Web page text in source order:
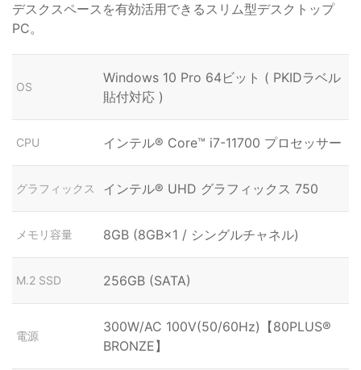
デスクスペースを有効活用できるスリム型デスクトップ
PC。
OS
Windows 10 Pro 64ビット ( PKIDラベル
貼付対応 )
CPU インテル® Core™ i7-11700 プロセッサー
グラフィックス インテル® UHD グラフィックス 750
メモリ容量 8GB (8GB×1 / シングルチャネル)
M.2 SSD 256GB (SATA)
電源
300W/AC 100V(50/60Hz)【80PLUS®
BRONZE】